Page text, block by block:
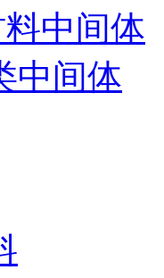
中间体
中间体